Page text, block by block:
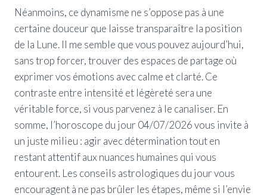
Néanmoins, ce dynamisme ne s’oppose pas à une
certaine douceur que laisse transparaître la position
de la Lune. Il me semble que vous pouvez aujourd’hui,
sans trop forcer, trouver des espaces de partage où
exprimer vos émotions avec calme et clarté. Ce
contraste entre intensité et légèreté sera une
véritable force, si vous parvenez à le canaliser. En
somme, l’horoscope du jour 04/07/2026 vous invite à
un juste milieu : agir avec détermination tout en
restant attentif aux nuances humaines qui vous
entourent. Les conseils astrologiques du jour vous
encouragent à ne pas brûler les étapes, même si l’envie